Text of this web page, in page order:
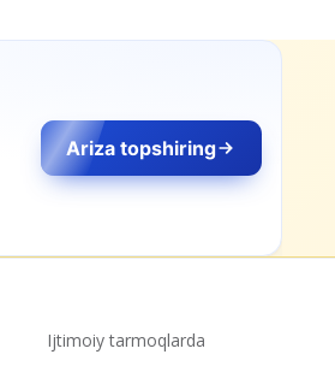
Ijtimoiy tarmoqlarda